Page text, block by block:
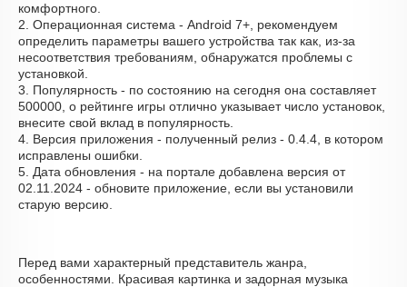
комфортного.
2. Операционная система - Android 7+, рекомендуем
определить параметры вашего устройства так как, из-за
несоответствия требованиям, обнаружатся проблемы с
установкой.
3. Популярность - по состоянию на сегодня она составляет
500000, о рейтинге игры отлично указывает число установок,
внесите свой вклад в популярность.
4. Версия приложения - полученный релиз - 0.4.4, в котором
исправлены ошибки.
5. Дата обновления - на портале добавлена версия от
02.11.2024 - обновите приложение, если вы установили
старую версию.
Перед вами характерный представитель жанра,
особенностями. Красивая картинка и задорная музыка